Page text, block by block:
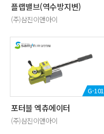
플랩밸브(역수방지변)
(주)삼진이앤아이
G-101
포터블 엑츄에이터
(주)삼진이앤아이